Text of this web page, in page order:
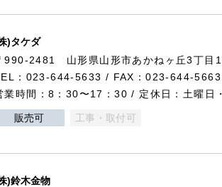
)タケダ
990-2481 山形県山形市あかねヶ丘3丁目
：023-644-5633 / FAX：023-644-
業時間：8：30〜17：30 / 定休日：土曜日
販売可 工事・取付可
)鈴木金物